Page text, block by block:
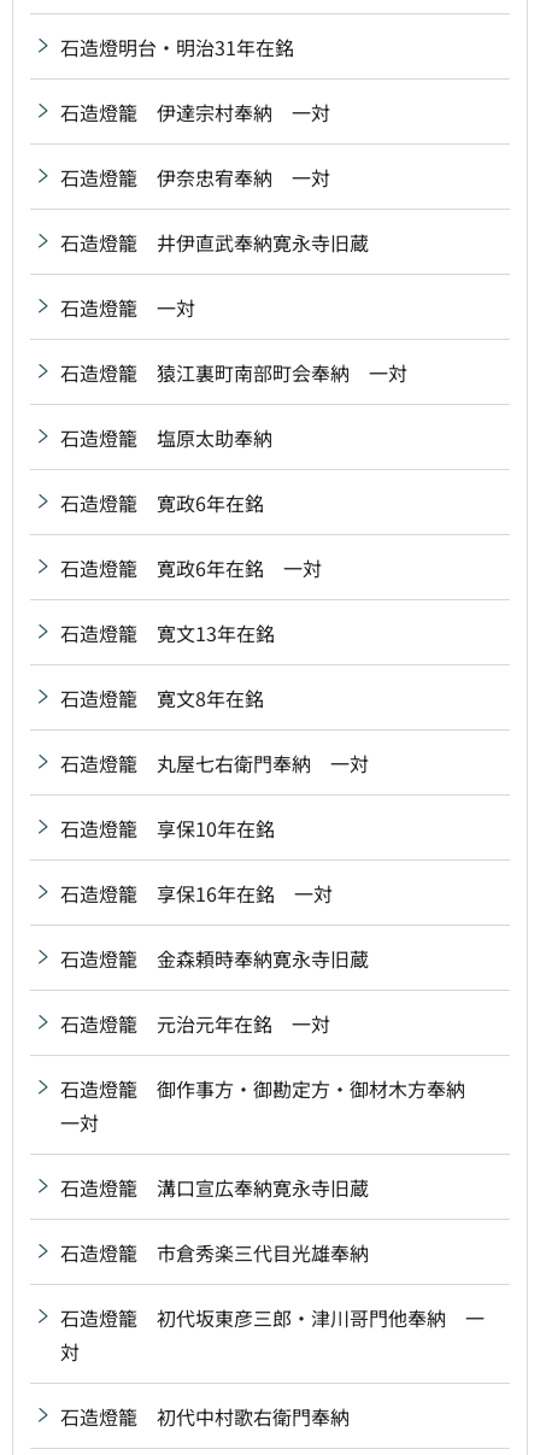
石造燈明台・明治31年在銘
石造燈籠 伊達宗村奉納 一対
石造燈籠 伊奈忠宥奉納 一対
石造燈籠 井伊直武奉納寛永寺旧蔵
石造燈籠 一対
石造燈籠 猿江裏町南部町会奉納 一対
石造燈籠 塩原太助奉納
石造燈籠 寛政6年在銘
石造燈籠 寛政6年在銘 一対
石造燈籠 寛文13年在銘
石造燈籠 寛文8年在銘
石造燈籠 丸屋七右衛門奉納 一対
石造燈籠 享保10年在銘
石造燈籠 享保16年在銘 一対
石造燈籠 金森頼時奉納寛永寺旧蔵
石造燈籠 元治元年在銘 一対
石造燈籠 御作事方・御勘定方・御材木方奉納
一対
石造燈籠 溝口宣広奉納寛永寺旧蔵
石造燈籠 市倉秀楽三代目光雄奉納
石造燈籠 初代坂東彦三郎・津川哥門他奉納 一
対
石造燈籠 初代中村歌右衛門奉納